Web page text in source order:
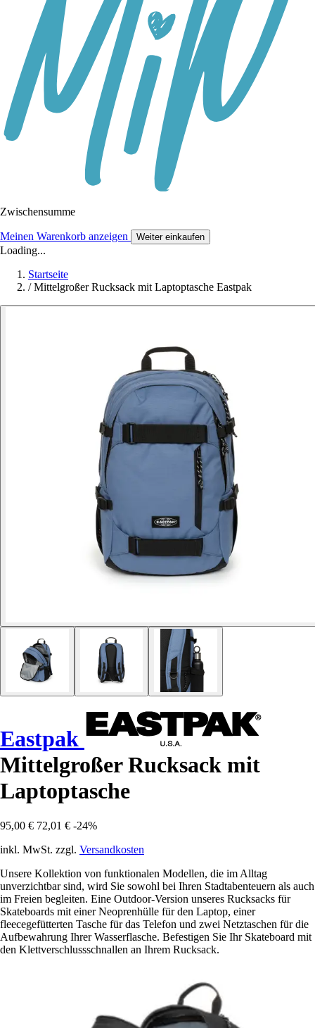
Zwischensumme
Meinen Warenkorb anzeigen Weiter einkaufen
Loading...
Startseite
/ Mittelgroßer Rucksack mit Laptoptasche Eastpak
Eastpak
Mittelgroßer Rucksack mit
Laptoptasche
95,00 € 72,01 € -24%
inkl. MwSt. zzgl. Versandkosten
Unsere Kollektion von funktionalen Modellen, die im Alltag
unverzichtbar sind, wird Sie sowohl bei Ihren Stadtabenteuern als auch
im Freien begleiten. Eine Outdoor-Version unseres Rucksacks für
Skateboards mit einer Neoprenhülle für den Laptop, einer
fleecegefütterten Tasche für das Telefon und zwei Netztaschen für die
Aufbewahrung Ihrer Wasserflasche. Befestigen Sie Ihr Skateboard mit
den Klettverschlussschnallen an Ihrem Rucksack.